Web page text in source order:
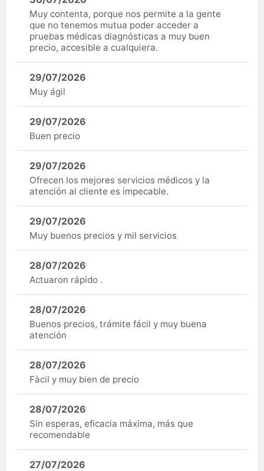
Muy contenta, porque nos permite a la gente
que no tenemos mutua poder acceder a
pruebas médicas diagnósticas a muy buen
precio, accesible a cualquiera.
29/07/2026
Muy ágil
29/07/2026
Buen precio
29/07/2026
Ofrecen los mejores servicios médicos y la
atención al cliente es impecable.
29/07/2026
Muy buenos precios y mil servicios
28/07/2026
Actuaron rápido .
28/07/2026
Buenos precios, trámite fácil y muy buena
atención
28/07/2026
Fàcil y muy bien de precio
28/07/2026
Sin esperas, eficacia máxima, más que
recomendable
27/07/2026